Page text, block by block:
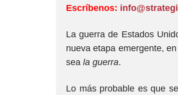
Escríbenos:
La guerra de Estados
nueva etapa emergente,
sea la guerra.
Lo más probable es que